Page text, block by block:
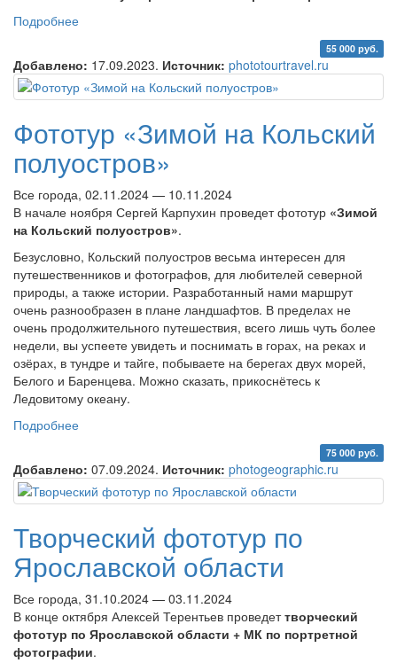
Подробнее
55 000 руб.
Добавлено: 17.09.2023. Источник: phototourtravel.ru
Фототур «Зимой на Кольский
полуостров»
Все города, 02.11.2024 — 10.11.2024
В начале ноября Сергей Карпухин проведет фототур «Зимой
на Кольский полуостров».
Безусловно, Кольский полуостров весьма интересен для
путешественников и фотографов, для любителей северной
природы, а также истории. Разработанный нами маршрут
очень разнообразен в плане ландшафтов. В пределах не
очень продолжительного путешествия, всего лишь чуть более
недели, вы успеете увидеть и поснимать в горах, на реках и
озёрах, в тундре и тайге, побываете на берегах двух морей,
Белого и Баренцева. Можно сказать, прикоснётесь к
Ледовитому океану.
Подробнее
75 000 руб.
Добавлено: 07.09.2024. Источник: photogeographic.ru
Творческий фототур по
Ярославской области
Все города, 31.10.2024 — 03.11.2024
В конце октября Алексей Терентьев проведеттворческий
фототур по Ярославской области + МК по портретной
фотографии.